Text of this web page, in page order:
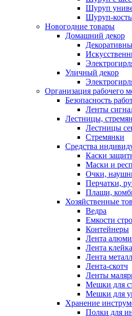
Шуруп
Шуруп-
Новогодние товары
Домашний декор
Уличный декор
Организация рабочего
Безопасность
Ленты
Лестницы,
Лестницы
Стремянки
Средства
Каски
Маски и
Очки,
Перчатки,
Плащи,
Хозяйственные
Ведра
Емкости
Контейнеры
Лента
Лента
Лента
Лента-скотч
Ленты
Мешки для
Мешки для
Хранение
Полки для